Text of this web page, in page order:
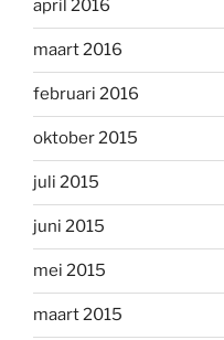
april 2016
maart 2016
februari 2016
oktober 2015
juli 2015
juni 2015
mei 2015
maart 2015